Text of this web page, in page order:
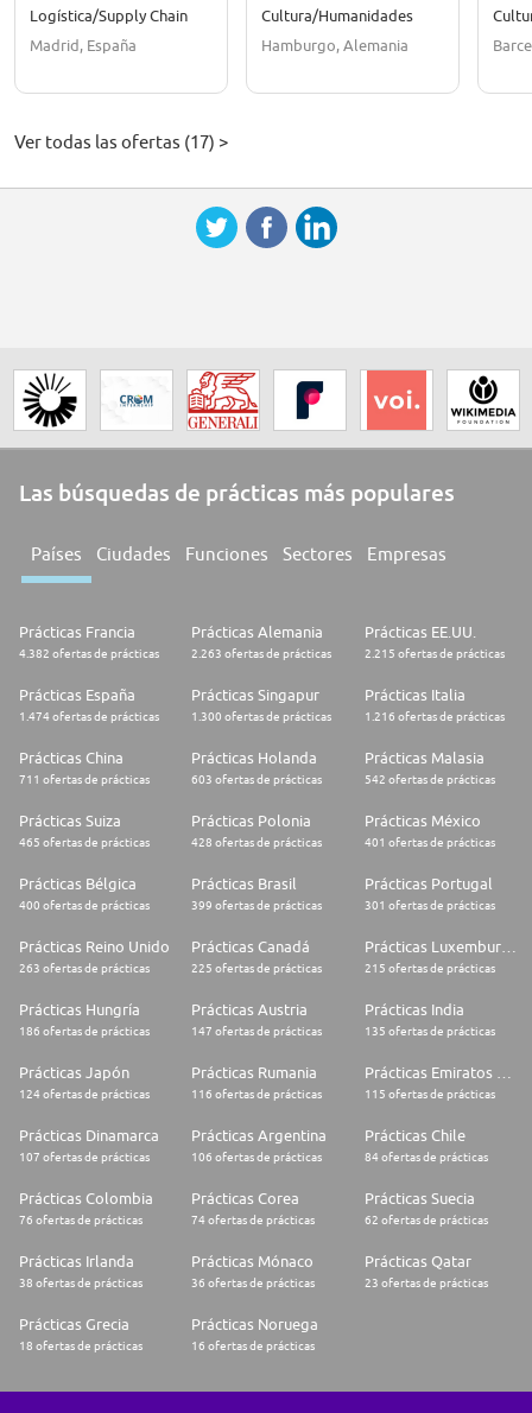
Logística/Supply Chain
Madrid, España
Cultura/Humanidades
Hamburgo, Alemania
Ver todas las ofertas (17) >
Las búsquedas de prácticas más populares
Países Ciudades Funciones Sectores Empresas
Prácticas Francia
4.382 ofertas de prácticas
Prácticas Alemania
2.263 ofertas de prácticas
Prácticas EE.UU.
2.215 ofertas de prácticas
Prácticas España
1.474 ofertas de prácticas
Prácticas Singapur
1.300 ofertas de prácticas
Prácticas Italia
1.216 ofertas de prácticas
Prácticas China
711 ofertas de prácticas
Prácticas Holanda
603 ofertas de prácticas
Prácticas Malasia
542 ofertas de prácticas
Prácticas Suiza
465 ofertas de prácticas
Prácticas Polonia
428 ofertas de prácticas
Prácticas México
401 ofertas de prácticas
Prácticas Bélgica
400 ofertas de prácticas
Prácticas Brasil
399 ofertas de prácticas
Prácticas Portugal
301 ofertas de prácticas
Prácticas Reino Unido
263 ofertas de prácticas
Prácticas Canadá
225 ofertas de prácticas
Prácticas Luxemburgo
215 ofertas de prácticas
Prácticas Hungría
186 ofertas de prácticas
Prácticas Austria
147 ofertas de prácticas
Prácticas India
135 ofertas de prácticas
Prácticas Japón
124 ofertas de prácticas
Prácticas Rumania
116 ofertas de prácticas 115 ofertas de prácticas
Prácticas Dinamarca
107 ofertas de prácticas
Prácticas Argentina
106 ofertas de prácticas
Prácticas Chile
84 ofertas de prácticas
Prácticas Colombia
76 ofertas de prácticas
Prácticas Corea
74 ofertas de prácticas
Prácticas Suecia
62 ofertas de prácticas
Prácticas Irlanda
38 ofertas de prácticas
Prácticas Mónaco
36 ofertas de prácticas
Prácticas Qatar
23 ofertas de prácticas
Prácticas Grecia
18 ofertas de prácticas
Prácticas Noruega
16 ofertas de prácticas